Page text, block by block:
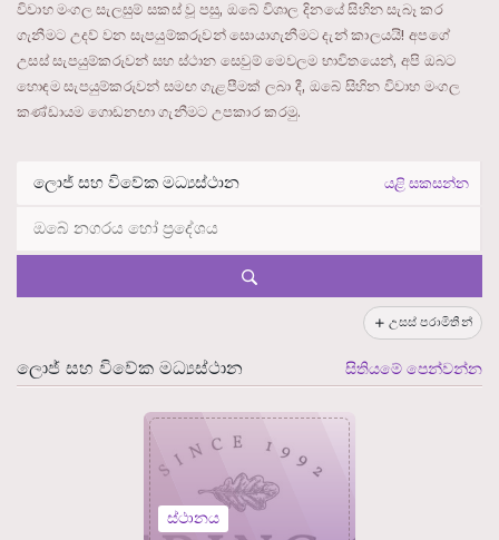
විවාහ මංගල සැලසුම් සකස් වූ පසු, ඔබේ විශාල දිනයේ සිහින සැබෑ කර
ගැනීමට උදව් වන සැපයුම්කරුවන් සොයාගැනීමට දැන් කාලයයි! අපගේ
උසස් සැපයුම්කරුවන් සහ ස්ථාන සෙවුම් මෙවලම භාවිතයෙන්, අපි ඔබට
හොඳම සැපයුම්කරුවන් සමඟ ගැළපීමක් ලබා දී, ඔබේ සිහින විවාහ මංගල
කණ්ඩායම ගොඩනඟා ගැනීමට උපකාර කරමු.
යළි සකසන්න
උසස් පරාමිතීන්
ලොජ් සහ විවේක මධ්‍යස්ථාන සිතියමේ පෙන්වන්න
ස්ථානය